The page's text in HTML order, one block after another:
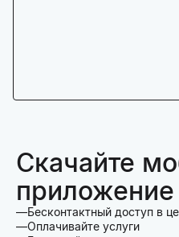
Скачайте
приложение
Бесконтактный доступ в
Оплачивайте услуги